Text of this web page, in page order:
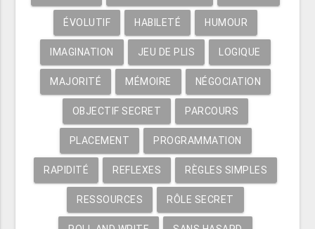
ÉVOLUTIF HABILETÉ HUMOUR
IMAGINATION JEU DE PLIS LOGIQUE
MAJORITÉ MÉMOIRE NÉGOCIATION
OBJECTIF SECRET PARCOURS
PLACEMENT PROGRAMMATION
RAPIDITÉ REFLEXES RÈGLES SIMPLES
RESSOURCES RÔLE SECRET